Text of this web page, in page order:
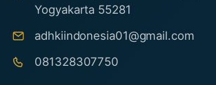
Yogyakarta 55281
adhkiindonesia01@gmail.com
081328307750